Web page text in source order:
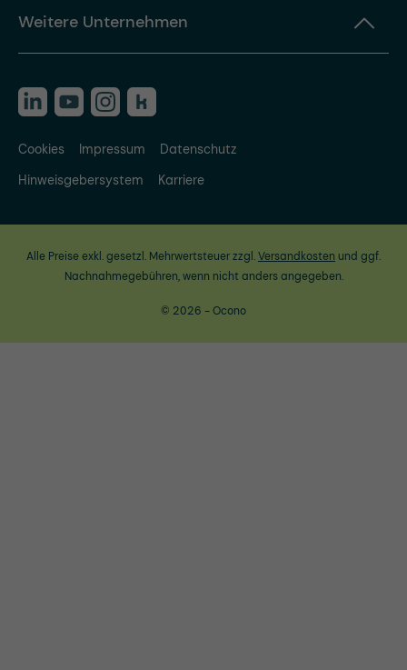
Weitere Unternehmen
Cookies Impressum
Datenschutz
Hinweisgebersystem
Karriere
Alle Preise exkl. gesetzl. Mehrwertsteuer zzgl.Versandkosten und ggf.
Nachnahmegebühren, wenn nicht anders angegeben.
© 2026 - Ocono